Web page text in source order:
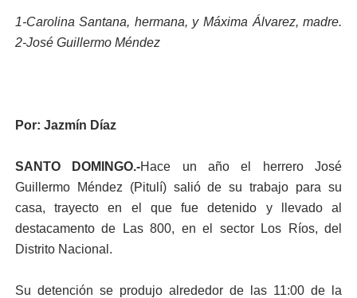
1-Carolina Santana, hermana, y Máxima Álvarez, madre.
2-José Guillermo Méndez
Por: Jazmín Díaz
SANTO DOMINGO.-Hace un año el herrero José
Guillermo Méndez (Pitulí) salió de su trabajo para su
casa, trayecto en el que fue detenido y llevado al
destacamento de Las 800, en el sector Los Ríos, del
Distrito Nacional.
Su detención se produjo alrededor de las 11:00 de la